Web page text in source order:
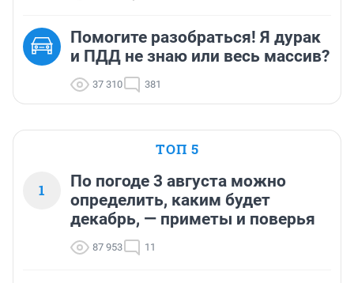
Помогите разобраться! Я дурак
и ПДД не знаю или весь массив?
37 310 381
ТОП 5
1
По погоде 3 августа можно
определить, каким будет
декабрь, — приметы и поверья
87 953 11